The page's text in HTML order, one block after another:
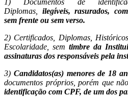
1) Documentos de
Diplomas, ilegíveis, rasurados,
sem frente ou sem verso.
2) Certificados, Diplomas,
Escolaridade, semtimbre da
assinaturas dos responsáveis pela
3) Candidatos(as) menores de 18
documentos próprios, porém que
identificação com CPF, de um dos